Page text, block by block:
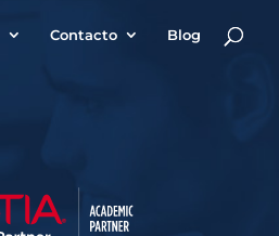
Contacto Blog